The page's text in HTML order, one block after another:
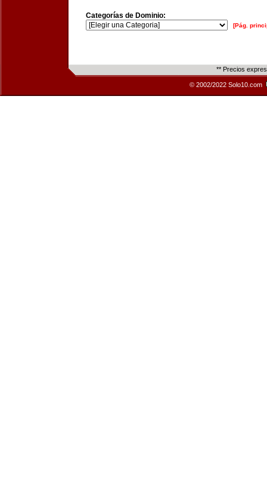
Categorías de Dominio:
[Pág.
** Precios
© 2002/2022 Solo10.com